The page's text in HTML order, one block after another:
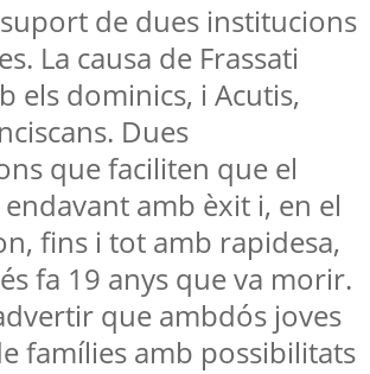
de dues institucions
La causa de Frassati
els dominics, i Acutis,
Dues
que faciliten que el
amb èxit i, en el
fins i tot amb rapidesa,
fa 19 anys que va morir.
que ambdós joves
famílies amb possibilitats